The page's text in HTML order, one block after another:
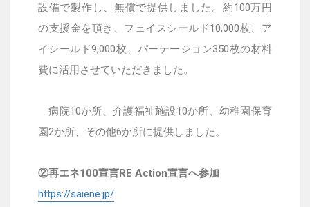
設備で製作し、無償で提供しました。約100万円
の支援金を頂き、フェイスシールド10,000枚、ア
イシールド9,000枚、パーテーション350枚の材料
費に活用させていただきました。
病院10か所、介護福祉施設10か所、幼稚園保育
園2か所、その他6か所に提供しました。
②再エネ100宣言RE Action宣言へ参加
https://saiene.jp/